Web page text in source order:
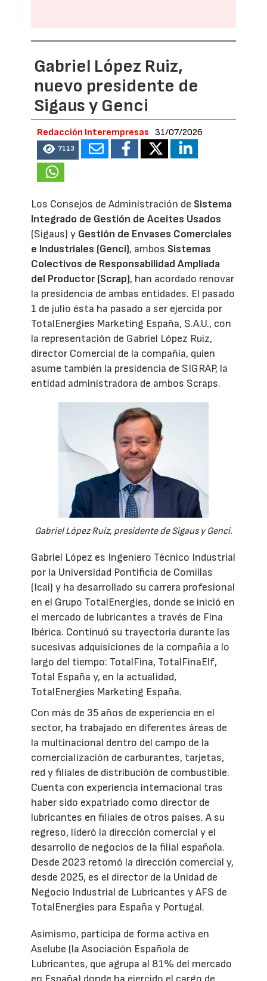
Gabriel López Ruiz,
nuevo presidente de
Sigaus y Genci
Redacción Interempresas 31/07/2026
7113
Los Consejos de Administración de Sistema
Integrado de Gestión de Aceites Usados
(Sigaus) y Gestión de Envases Comerciales
e Industriales (Genci), ambos Sistemas
Colectivos de Responsabilidad Ampliada
del Productor (Scrap), han acordado renovar
la presidencia de ambas entidades. El pasado
1 de julio ésta ha pasado a ser ejercida por
TotalEnergies Marketing España, S.A.U., con
la representación de Gabriel López Ruiz,
director Comercial de la compañía, quien
asume también la presidencia de SIGRAP, la
entidad administradora de ambos Scraps.
Gabriel López Ruiz, presidente de Sigaus y Genci.
Gabriel López es Ingeniero Técnico Industrial
por la Universidad Pontificia de Comillas
(Icai) y ha desarrollado su carrera profesional
en el Grupo TotalEnergies, donde se inició en
el mercado de lubricantes a través de Fina
Ibérica. Continuó su trayectoria durante las
sucesivas adquisiciones de la compañía a lo
largo del tiempo: TotalFina, TotalFinaElf,
Total España y, en la actualidad,
TotalEnergies Marketing España.
Con más de 35 años de experiencia en el
sector, ha trabajado en diferentes áreas de
la multinacional dentro del campo de la
comercialización de carburantes, tarjetas,
red y filiales de distribución de combustible.
Cuenta con experiencia internacional tras
haber sido expatriado como director de
lubricantes en filiales de otros países. A su
regreso, lideró la dirección comercial y el
desarrollo de negocios de la filial española.
Desde 2023 retomó la dirección comercial y,
desde 2025, es el director de la Unidad de
Negocio Industrial de Lubricantes y AFS de
TotalEnergies para España y Portugal.
Asimismo, participa de forma activa en
Aselube (la Asociación Española de
Lubricantes, que agrupa al 81% del mercado